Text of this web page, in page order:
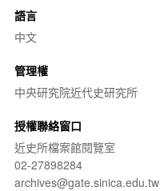
語言
中文
管理權
中央研究院近代史研究所
授權聯絡窗口
近史所檔案館閱覽室
02-27898284
archives@gate.sinica.edu.tw